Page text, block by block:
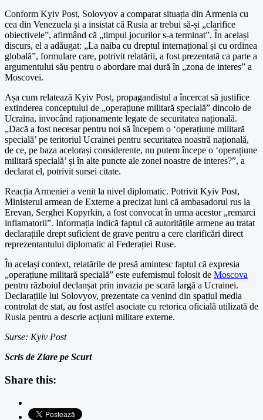
Conform Kyiv Post, Solovyov a comparat situația din Armenia cu
cea din Venezuela și a insistat că Rusia ar trebui să-și „clarifice
obiectivele”, afirmând că „timpul jocurilor s-a terminat”. În același
discurs, el a adăugat: „La naiba cu dreptul internațional și cu ordinea
globală”, formulare care, potrivit relatării, a fost prezentată ca parte a
argumentului său pentru o abordare mai dură în „zona de interes” a
Moscovei.
Așa cum relatează Kyiv Post, propagandistul a încercat să justifice
extinderea conceptului de „operațiune militară specială” dincolo de
Ucraina, invocând raționamente legate de securitatea națională.
„Dacă a fost necesar pentru noi să începem o ‘operațiune militară
specială’ pe teritoriul Ucrainei pentru securitatea noastră națională,
de ce, pe baza acelorași considerente, nu putem începe o ‘operațiune
militară specială’ și în alte puncte ale zonei noastre de interes?”, a
declarat el, potrivit sursei citate.
Reacția Armeniei a venit la nivel diplomatic. Potrivit Kyiv Post,
Ministerul armean de Externe a precizat luni că ambasadorul rus la
Erevan, Serghei Kopyrkin, a fost convocat în urma acestor „remarci
inflamatorii”. Informația indică faptul că autoritățile armene au tratat
declarațiile drept suficient de grave pentru a cere clarificări direct
reprezentantului diplomatic al Federației Ruse.
În același context, relatările de presă amintesc faptul că expresia
„operațiune militară specială” este eufemismul folosit de Moscova
pentru războiul declanșat prin invazia pe scară largă a Ucrainei.
Declarațiile lui Solovyov, prezentate ca venind din spațiul media
controlat de stat, au fost astfel asociate cu retorica oficială utilizată de
Rusia pentru a descrie acțiuni militare externe.
Surse: Kyiv Post
Scris de Ziare pe Scurt
Share this: